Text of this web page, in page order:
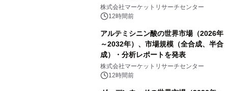
ーおよびモニタリングシステム、その
他）・分析レポートを発表
株式会社マーケットリサーチセンター
12時間前
アルテミシニン酸の世界市場（2026年
～2032年）、市場規模（全合成、半合
成）・分析レポートを発表
株式会社マーケットリサーチセンター
12時間前